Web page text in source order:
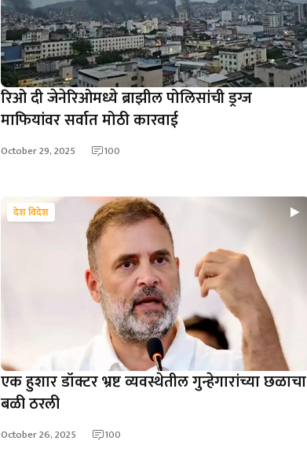
रिओ दी जेनेरिओमध्ये ब्राझील पोलिसांची ड्रग्ज
माफियांवर सर्वात मोठी कारवाई
October 29, 2025 100
देश विदेश
एक हुशार डॉक्टर भ्रष्ट व्यवस्थेतील गुन्हेगारांच्या छळाचा
बळी ठरली
October 26, 2025 100